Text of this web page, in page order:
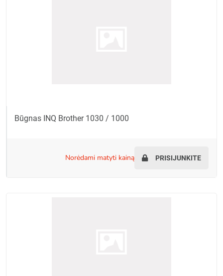
Būgnas INQ Brother 1030 / 1000
norėdami matyti kainą PRISIJUNKITE